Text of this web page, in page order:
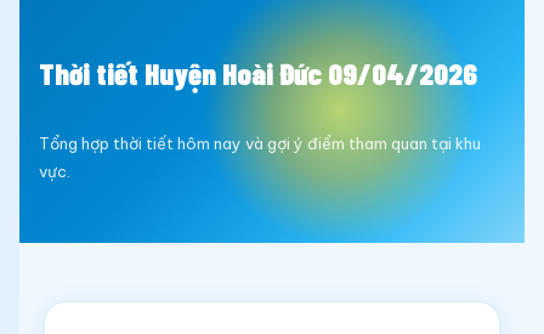
Thời tiết Huyện Hoài Đức 09/04/2026
Tổng hợp thời tiết hôm nay và gợi ý điểm tham quan tại khu
vực.